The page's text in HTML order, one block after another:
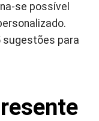
se possível
sugestões para